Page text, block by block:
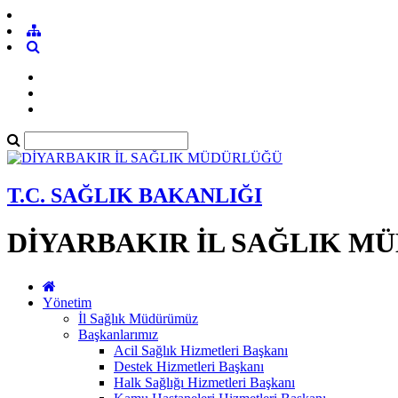
T.C. SAĞLIK BAKANLIĞI
DİYARBAKIR İL SAĞLIK
Yönetim
İl Sağlık Müdürümüz
Başkanlarımız
Acil Sağlık Hizmetleri Başkanı
Destek Hizmetleri Başkanı
Halk Sağlığı Hizmetleri Başkanı